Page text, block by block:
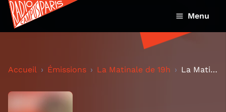
Menu
Accueil Émissions La Matinale de 19h La Matinale – La République Numérique, et "Terre M...